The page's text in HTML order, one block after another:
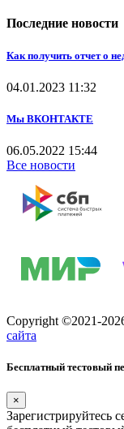
Последние новости
Как получить отчет о
04.01.2023 11:32
Мы ВКОНТАКТЕ
06.05.2022 15:44
Все новости
Copyright ©2021-
сайта
Бесплатный тестовый
×
Зарегистрируйтесь